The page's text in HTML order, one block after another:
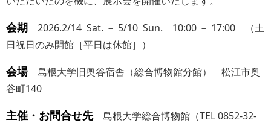
会期 2026.2/14 Sat. － 5/10 Sun. 10:00 － 17:00 （土
日祝日のみ開館［平日は休館］）
会場 島根大学旧奥谷宿舎（総合博物館分館）
松江市奥
谷町140
主催・お問合せ先島根大学総合博物館（TEL 0852-32-